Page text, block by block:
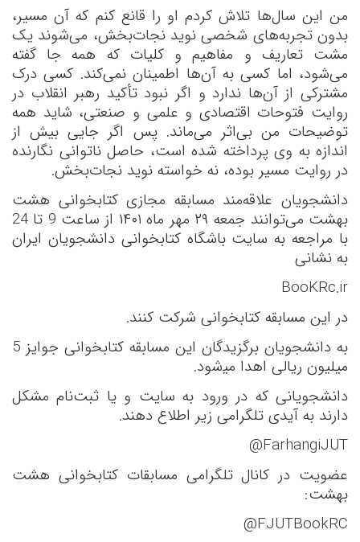
من این سال‌ها تلاش کردم او را قانع کنم که آن مسیر،
بدون تجربه‌های شخصی نوید نجات‌بخش، می‌شوند یک
مشت تعاریف و مفاهیم و کلیات که همه جا گفته
می‌شود، اما کسی به آن‌ها اطمینان نمی‌کند. کسی درک
مشترکی از آن‌ها ندارد و اگر نبود تأکید رهبر انقلاب در
روایت فتوحات اقتصادی و علمی و صنعتی، شاید همه
توضیحات من بی‌اثر می‌ماند. پس اگر جایی بیش از
اندازه به وی پرداخته شده است، حاصل ناتوانی نگارنده
در روایت مسیر بوده، نه خواسته نوید نجات‌بخش.
دانشجویان علاقه‌مند مسابقه مجازی کتابخوانی هشت
بهشت می‌توانند
جمعه ۲۹ مهر ماه ۱۴۰۱ از ساعت 9 تا 24
با مراجعه به سایت باشگاه کتابخوانی دانشجویان ایران
به نشانی
BooKRc.ir
در این مسابقه کتابخوانی شرکت کنند.
به دانشجویان برگزیدگان این مسابقه کتابخوانی جوایز 5
میلیون ریالی اهدا می‍‌‌شود.
دانشجویانی که در ورود به سایت و یا ثبت‌نام مشکل
دارند به آیدی تلگرامی زیر اطلاع دهند.
@FarhangiJUT
عضویت در کانال تلگرامی مسابقات کتابخوانی هشت
بهشت:
@FJUTBookRC